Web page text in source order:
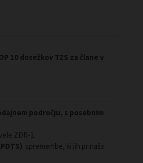
10 dosežkov TZS za člane v
področju, s posebnim
ZDR-1.
: spremembe, ki jih prinaša